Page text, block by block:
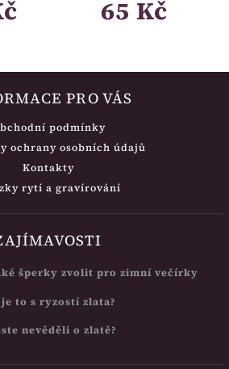
65 Kč
PRO VÁS
podmínky
ochrany osobních údajů
Kontakty
rytí a gravírování
šperky zvolit pro zimní večírky
je to s ryzostí zlata?
nevěděli o zlatě?